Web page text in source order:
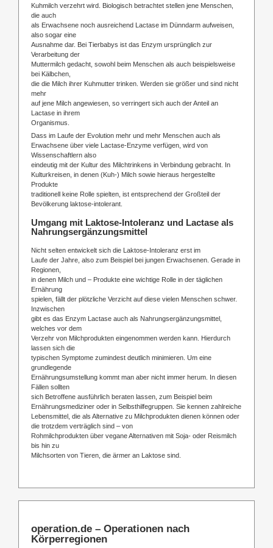
Kuhmilch verzehrt wird. Biologisch betrachtet stellen jene Menschen,
die auch
als Erwachsene noch ausreichend Lactase im Dünndarm aufweisen,
also sogar eine
Ausnahme dar. Bei Tierbabys ist das Enzym ursprünglich zur
Verarbeitung der
Muttermilch gedacht, sowohl beim Menschen als auch beispielsweise
bei Kälbchen,
die die Milch ihrer Kuhmutter trinken. Werden sie größer und sind nicht
mehr
auf jene Milch angewiesen, so verringert sich auch der Anteil an
Lactase in ihrem
Organismus.
Dass im Laufe der Evolution mehr und mehr Menschen auch als
Erwachsene über viele Lactase-Enzyme verfügen, wird von
Wissenschaftlern also
eindeutig mit der Kultur des Milchtrinkens in Verbindung gebracht. In
Kulturkreisen, in denen (Kuh-) Milch sowie hieraus hergestellte
Produkte
traditionell keine Rolle spielten, ist entsprechend der Großteil der
Bevölkerung laktose-intolerant.
Umgang mit Laktose-Intoleranz und Lactase als
Nahrungsergänzungsmittel
Nicht selten entwickelt sich die Laktose-Intoleranz erst im
Laufe der Jahre, also zum Beispiel bei jungen Erwachsenen. Gerade in
Regionen,
in denen Milch und – Produkte eine wichtige Rolle in der täglichen
Ernährung
spielen, fällt der plötzliche Verzicht auf diese vielen Menschen schwer.
Inzwischen
gibt es das Enzym Lactase auch als Nahrungsergänzungsmittel,
welches vor dem
Verzehr von Milchprodukten eingenommen werden kann. Hierdurch
lassen sich die
typischen Symptome zumindest deutlich minimieren. Um eine
grundlegende
Ernährungsumstellung kommt man aber nicht immer herum. In diesen
Fällen sollten
sich Betroffene ausführlich beraten lassen, zum Beispiel beim
Ernährungsmediziner oder in Selbsthilfegruppen. Sie kennen zahlreiche
Lebensmittel, die als Alternative zu Milchprodukten dienen können oder
die trotzdem verträglich sind – von
Rohmilchprodukten über vegane Alternativen mit Soja- oder Reismilch
bis hin zu
Milchsorten von Tieren, die ärmer an Laktose sind.
operation.de – Operationen nach
Körperregionen